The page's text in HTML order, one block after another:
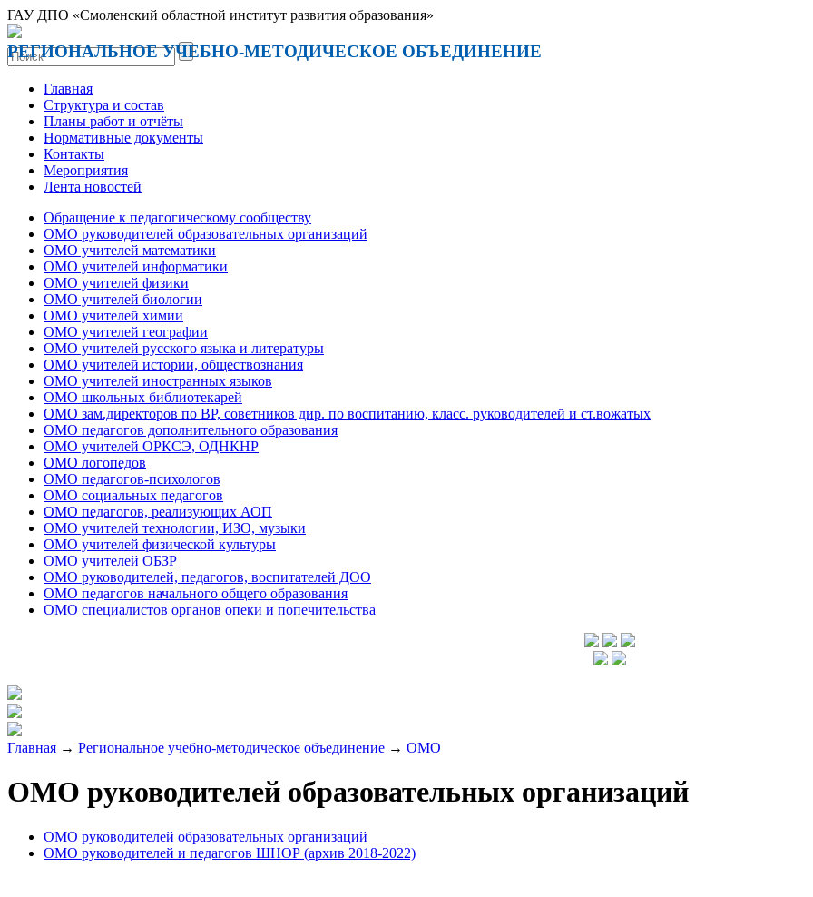
ГАУ ДПО «Смоленский областной институт развития образования»
РЕГИОНАЛЬНОЕ УЧЕБНО-МЕТОДИЧЕСКОЕ ОБЪЕДИНЕНИЕ
Главная
Структура и состав
Планы работ и отчёты
Нормативные документы
Контакты
Мероприятия
Лента новостей
Обращение к педагогическому сообществу
ОМО руководителей образовательных организаций
ОМО учителей математики
ОМО учителей информатики
ОМО учителей физики
ОМО учителей биологии
ОМО учителей химии
ОМО учителей географии
ОМО учителей русского языка и литературы
ОМО учителей истории, обществознания
ОМО учителей иностранных языков
ОМО школьных библиотекарей
ОМО зам.директоров по ВР, советников дир. по воспитанию, класс. руководителей и ст.вожатых
ОМО педагогов дополнительного образования
ОМО учителей ОРКСЭ, ОДНКНР
ОМО логопедов
ОМО педагогов-психологов
ОМО социальных педагогов
ОМО педагогов, реализующих АОП
ОМО учителей технологии, ИЗО, музыки
ОМО учителей физической культуры
ОМО учителей ОБЗР
ОМО руководителей, педагогов, воспитателей ДОО
ОМО педагогов начального общего образования
ОМО специалистов органов опеки и попечительства
Главная → Региональное учебно-методическое объединение → ОМО
ОМО руководителей образовательных организаций
ОМО руководителей образовательных организаций
ОМО руководителей и педагогов ШНОР (архив 2018-2022)